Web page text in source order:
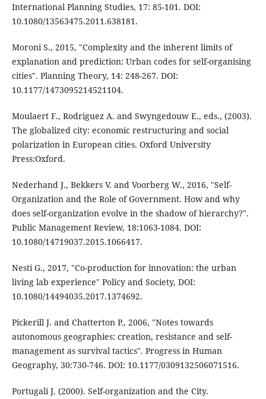
International Planning Studies, 17: 85-101. DOI:
10.1080/13563475.2011.638181.
Moroni S., 2015, "Complexity and the inherent limits of
explanation and prediction: Urban codes for self-organising
cities". Planning Theory, 14: 248-267. DOI:
10.1177/1473095214521104.
Moulaert F., Rodriguez A. and Swyngedouw E., eds., (2003).
The globalized city: economic restructuring and social
polarization in European cities. Oxford University
Press:Oxford.
Nederhand J., Bekkers V. and Voorberg W., 2016, "Self-
Organization and the Role of Government. How and why
does self-organization evolve in the shadow of hierarchy?".
Public Management Review, 18:1063-1084. DOI:
10.1080/14719037.2015.1066417.
Nesti G., 2017, "Co-production for innovation: the urban
living lab experience" Policy and Society, DOI:
10.1080/14494035.2017.1374692.
Pickerill J. and Chatterton P., 2006, "Notes towards
autonomous geographies: creation, resistance and self-
management as survival tactics". Progress in Human
Geography, 30:730-746. DOI: 10.1177/0309132506071516.
Portugali J. (2000). Self-organization and the City.